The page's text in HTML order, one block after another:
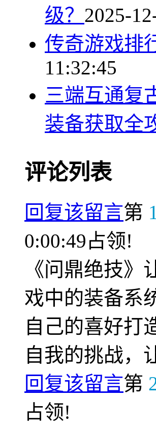
级？ 2025-
传奇游戏排
11:32:45
三端互通复
装备获取全
评论列表
回复该留言第 1
0:00:49占领!
《问鼎绝技
戏中的装备系
自己的喜好打
自我的挑战，
回复该留言第
占领!